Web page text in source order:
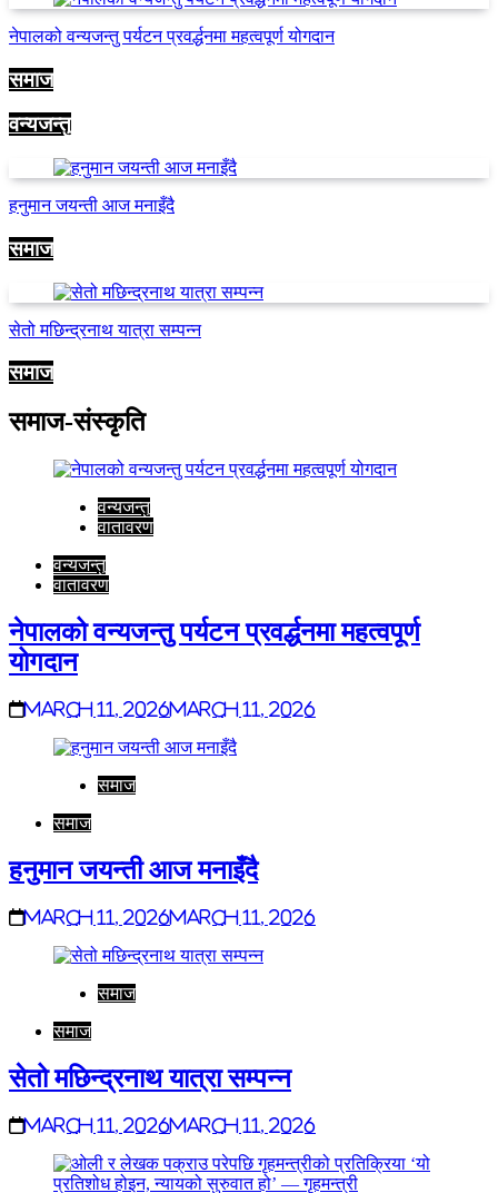
नेपालको वन्यजन्तु पर्यटन प्रवर्द्धनमा महत्वपूर्ण योगदान
समाज
वन्यजन्तु
हनुमान जयन्ती आज मनाइँदै
समाज
सेतो मछिन्द्रनाथ यात्रा सम्पन्न
समाज
समाज-संस्कृति
वन्यजन्तु
वातावरण
वन्यजन्तु
वातावरण
नेपालको वन्यजन्तु पर्यटन प्रवर्द्धनमा महत्वपूर्ण
योगदान
March 11, 2026March 11, 2026
समाज
समाज
हनुमान जयन्ती आज मनाइँदै
March 11, 2026March 11, 2026
समाज
समाज
सेतो मछिन्द्रनाथ यात्रा सम्पन्न
March 11, 2026March 11, 2026